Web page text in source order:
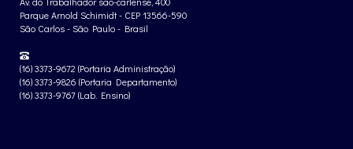
Parque Arnold Schimidt - CEP 13566-590
São Carlos - São Paulo - Brasil
(16) 3373-9672 (Portaria Administração)
(16) 3373-9826 (Portaria Departamento)
(16) 3373-9767 (Lab. Ensino)